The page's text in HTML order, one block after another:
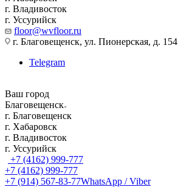
г. Владивосток
г. Уссурийск
floor@wvfloor.ru
г. Благовещенск, ул. Пионерская, д. 154
Telegram
Ваш город
Благовещенск
г. Благовещенск
г. Хабаровск
г. Владивосток
г. Уссурийск
+7 (4162) 999-777
+7 (4162) 999-777
+7 (914) 567-83-77WhatsApp / Viber